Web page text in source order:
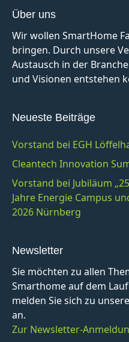
Über uns
Wir wollen SmartHome
bringen. Durch unsere
Austausch in der
und Visionen entstehen
Neueste Beiträge
Vorstand bei EGH
Cleantech Innovation
Vorstand bei Jubiläum
Jahre Energie Campus
2026 Nürnberg
Newsletter
Sie möchten zu allen
Smarthome auf dem
melden Sie sich zu
an.
Zur Newsletter-